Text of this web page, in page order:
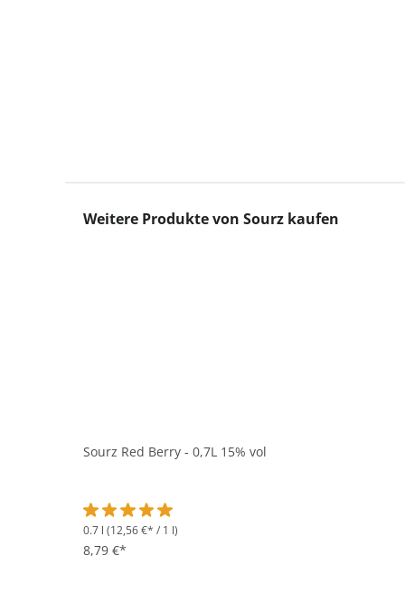
Produktgalerie überspringen
Weitere Produkte von Sourz kaufen
Sourz Red Berry - 0,7L 15% vol
Durchschnittliche Bewertung von 5 von 5 Sternen
0.7 l (12,56 €* / 1 l)
8,79 €*